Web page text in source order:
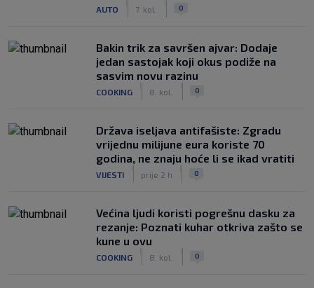
AUTO 7. kol. 0
Bakin trik za savršen ajvar: Dodaje
jedan sastojak koji okus podiže na
sasvim novu razinu
COOKING 8. kol. 0
Država iseljava antifašiste: Zgradu
vrijednu milijune eura koriste 70
godina, ne znaju hoće li se ikad vratiti
VIJESTI prije 2 h 0
Većina ljudi koristi pogrešnu dasku za
rezanje: Poznati kuhar otkriva zašto se
kune u ovu
COOKING 8. kol. 0